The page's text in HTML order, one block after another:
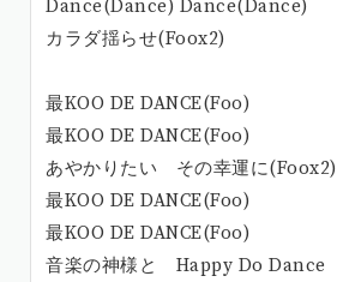
Dance(Dance) Dance(Dance)
カラダ揺らせ(Foox2)
最KOO DE DANCE(Foo)
最KOO DE DANCE(Foo)
あやかりたい その幸運に(Foox2)
最KOO DE DANCE(Foo)
最KOO DE DANCE(Foo)
音楽の神様と Happy Do Dance